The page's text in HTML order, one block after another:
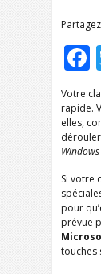
Votre
rapide.
elles,
Windows
Si votre
pour
prévue
touches